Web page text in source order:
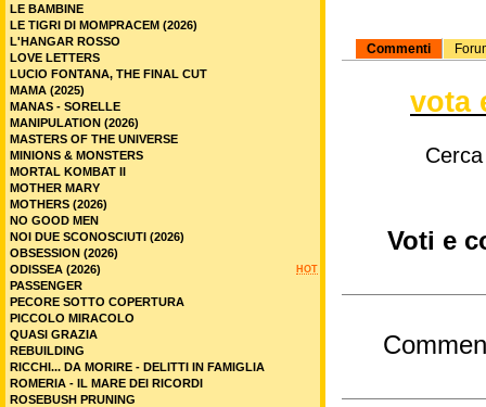
Commenti
vota
Voti e
LE BAMBINE
LE TIGRI DI MOMPRACEM (2026)
L'HANGAR ROSSO
LOVE LETTERS
LUCIO FONTANA, THE FINAL CUT
MAMA (2025)
MANAS - SORELLE
MANIPULATION (2026)
MASTERS OF THE UNIVERSE
MINIONS & MONSTERS
MORTAL KOMBAT II
MOTHER MARY
MOTHERS (2026)
NO GOOD MEN
NOI DUE SCONOSCIUTI (2026)
OBSESSION (2026)
HOT
ODISSEA (2026)
PASSENGER
PECORE SOTTO COPERTURA
PICCOLO MIRACOLO
QUASI GRAZIA
REBUILDING
RICCHI... DA MORIRE - DELITTI IN FAMIGLIA
ROMERIA - IL MARE DEI RICORDI
ROSEBUSH PRUNING